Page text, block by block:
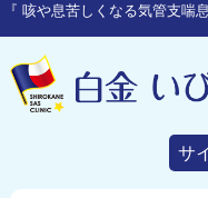
『 咳や息苦しくなる気管支喘
サ